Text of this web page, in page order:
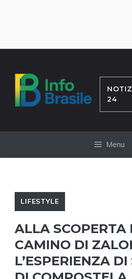
contenuto
24
Menu
LIFESTYLE
ALLA SCOPERTA
CAMINO DI
L’ESPERIENZA